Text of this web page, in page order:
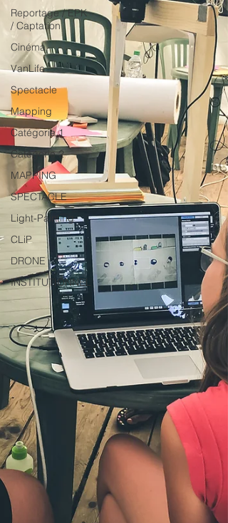
Reportage / EPK
/ Captation
Cinéma
VanLife
Spectacle
Mapping
Catégorie 1
Catégorie 2
MAPPING
SPECTACLE
Light-Painting
CLiP
DRONE
INSTITUTIONNEL